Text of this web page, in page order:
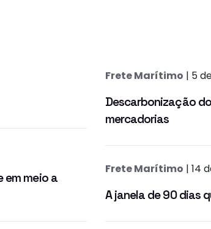
meio a
Frete Marítimo | 5
Descarbonização
mercadorias
Frete Marítimo | 14
A janela de 90 dias